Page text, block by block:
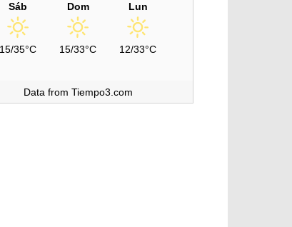
Sáb
15/35°C
Dom
15/33°C
Lun
12/33°C
Data from Tiempo3.com